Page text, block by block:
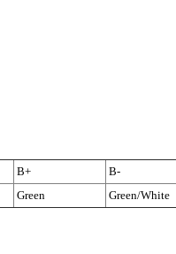
B+
B-
Green Green/White